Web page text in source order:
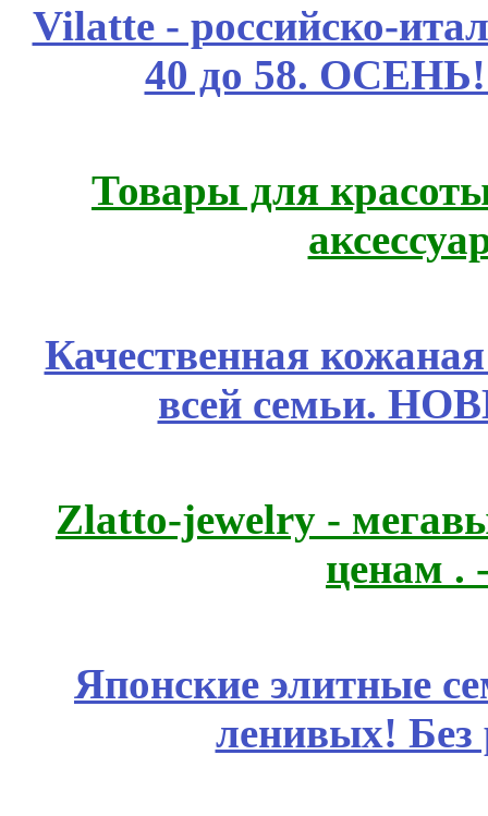
Vilatte - российско-
40 до 58.
Товары для
Качественная
всей семьи.
Zlatto-jewelry -
ценам .
Японские элитные
ленивых!